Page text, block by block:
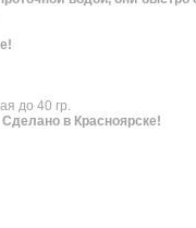
до 40 гр.
Сделано в Красноярске!